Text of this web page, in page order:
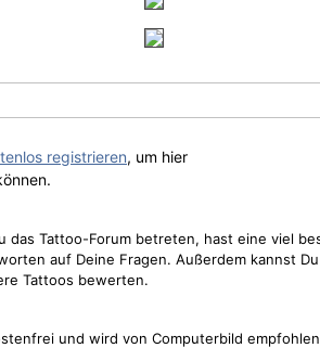
registrieren, um hier
das Tattoo-Forum betreten, hast eine viel
auf Deine Fragen. Außerdem kannst
Tattoos bewerten.
und wird von Computerbild